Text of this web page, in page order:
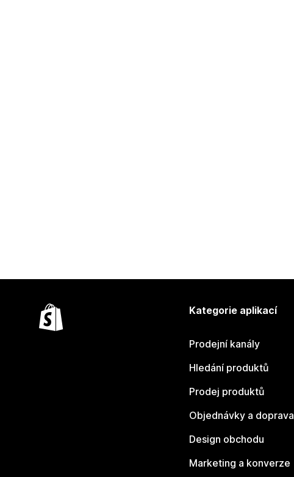
Kategorie aplikací
Prodejní kanály
Hledání produktů
Prodej produktů
Objednávky a doprava
Design obchodu
Marketing a konverze